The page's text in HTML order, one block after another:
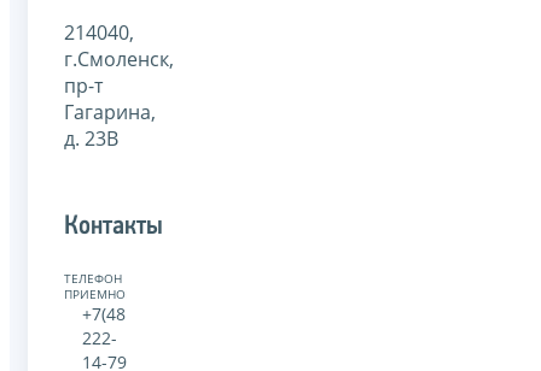
214040,
г.Смоленск,
пр-т
Гагарина,
д. 23В
Контакты
ТЕЛЕФОН
ПРИЕМНОЙ:
+7(481)
222-
14-79